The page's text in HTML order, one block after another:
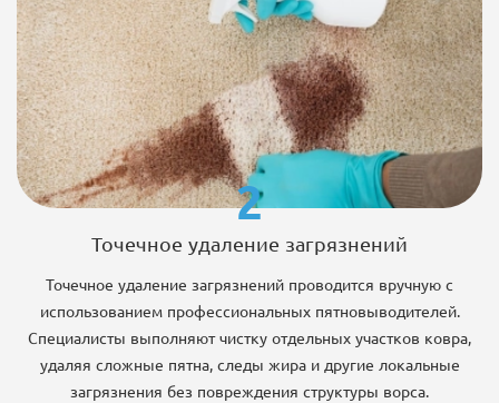
2
Точечное удаление загрязнений
Точечное удаление загрязнений проводится вручную с
использованием профессиональных пятновыводителей.
Специалисты выполняют чистку отдельных участков ковра,
удаляя сложные пятна, следы жира и другие локальные
загрязнения без повреждения структуры ворса.